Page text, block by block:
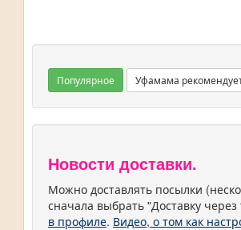
Популярное Уфамама
Новости доставки.
Можно доставлять посылки
сначала выбрать "Доставку
в профиле. Видео, о том как